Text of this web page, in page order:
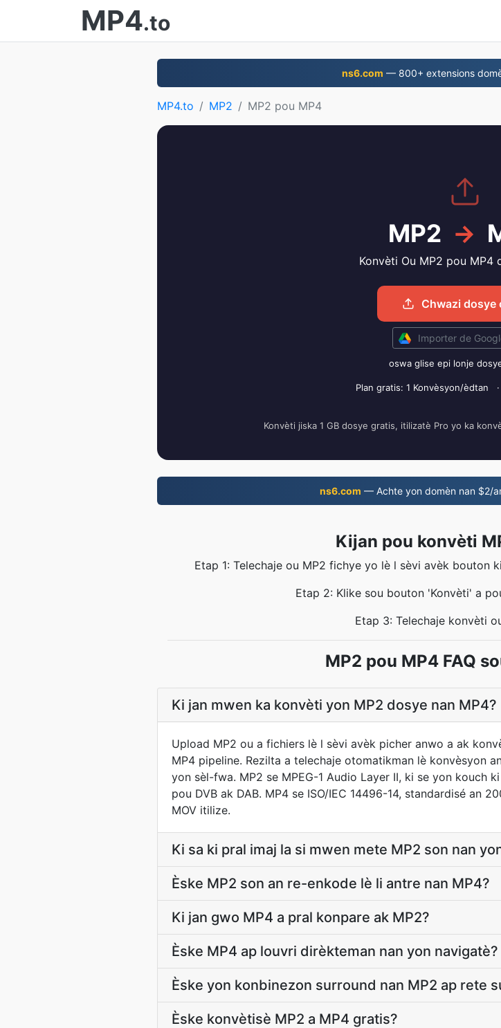
MP4.to
ns6.com — 800+ extensions
MP4.to MP2 MP2 pou MP4
MP2 →
Konvèti Ou MP2 pou MP4
Chwazi dosye
Importer de
oswa glise epi lonje
Plan gratis: 1 Konvèsyon/èdtan ·
Konvèti jiska 1 GB dosye gratis, itilizatè Pro yo ka
ns6.com — Achte yon domèn nan $2/
Kijan pou konvèti
Etap 1: Telechaje ou MP2 fichye yo lè l sèvi avèk bouton
Etap 2: Klike sou bouton 'Konvèti' a
Etap 3: Telechaje konvèti
MP2 pou MP4 FAQ
Ki jan mwen ka konvèti yon MP2 dosye nan MP4?
Upload MP2 ou a fichiers lè l sèvi avèk picher anwo a ak
MP4 pipeline. Rezilta a telechaje otomatikman lè konvèsyon
yon sèl-fwa. MP2 se MPEG-1 Audio Layer II, ki se yon kouch
pou DVB ak DAB. MP4 se ISO/IEC 14496-14, standardisé an
MOV itilize.
Ki sa ki pral imaj la si mwen mete MP2 son nan
Èske MP2 son an re-enkode lè li antre nan MP4?
Ki jan gwo MP4 a pral konpare ak MP2?
Èske MP4 ap louvri dirèkteman nan yon navigatè?
Èske yon konbinezon surround nan MP2 ap rete
Èske konvètisè MP2 a MP4 gratis?